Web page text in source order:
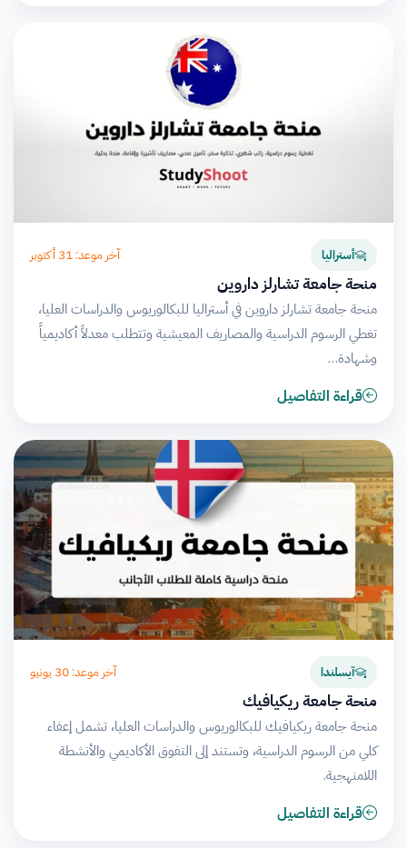
أستراليا آخر موعد: 31 أكتوبر
منحة جامعة تشارلز داروين
منحة جامعة تشارلز داروين في أستراليا للبكالوريوس والدراسات العليا،
تغطي الرسوم الدراسية والمصاريف المعيشية وتتطلب معدلاً أكاديمياً
وشهادة…
قراءة التفاصيل
آيسلندا آخر موعد: 30 يونيو
منحة جامعة ريكيافيك
منحة جامعة ريكيافيك للبكالوريوس والدراسات العليا، تشمل إعفاء
كلي من الرسوم الدراسية، وتستند إلى التفوق الأكاديمي والأنشطة
اللامنهجية.
قراءة التفاصيل